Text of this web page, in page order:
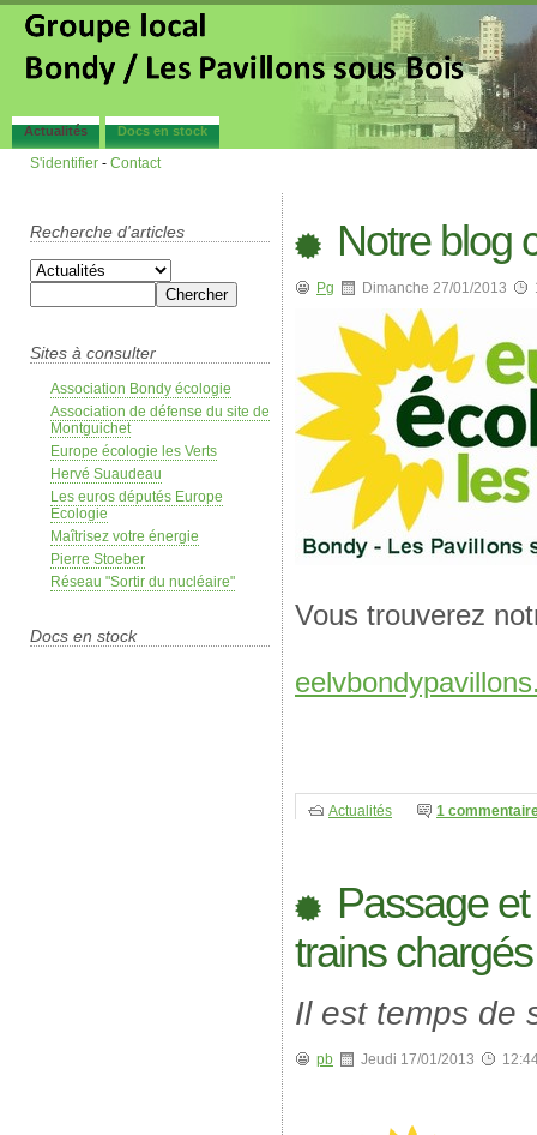
Actualités Docs en stock
S'identifier - Contact
Recherche d'articles
Sites à consulter
Association Bondy écologie
Association de défense du site de
Montguichet
Europe écologie les Verts
Hervé Suaudeau
Les euros députés Europe
Ecologie
Maîtrisez votre énergie
Pierre Stoeber
Réseau "Sortir du nucléaire"
Docs en stock
Notre blog
Pg Dimanche 27/01/2013
Vous trouverez
Actualités 1
Passage
trains
Il est temps de
pb Jeudi 17/01/2013